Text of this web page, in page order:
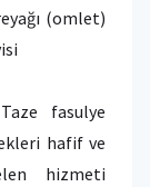
(omlet)
fasulye
hafif ve
hizmeti